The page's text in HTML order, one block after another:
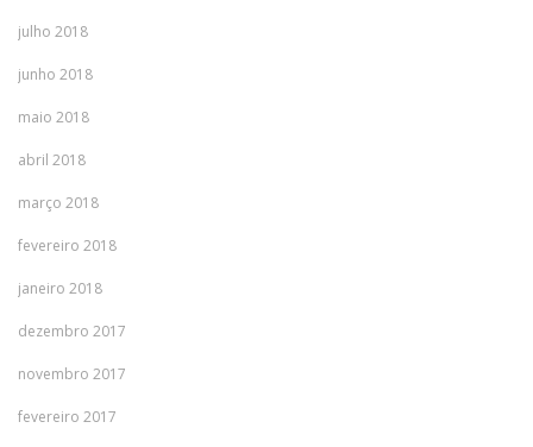
julho 2018
junho 2018
maio 2018
abril 2018
março 2018
fevereiro 2018
janeiro 2018
dezembro 2017
novembro 2017
fevereiro 2017